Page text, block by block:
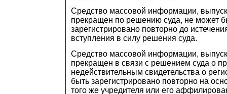
Средство массовой информации,
прекращен по решению суда, не может
зарегистрировано повторно до
вступления в силу решения суда.
Средство массовой информации,
прекращен в связи с решением суда о
недействительным свидетельства о
быть зарегистрировано повторно на
того же учредителя или его